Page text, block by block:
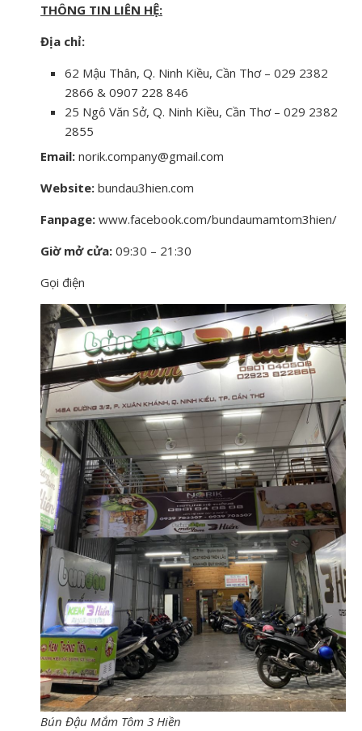
THÔNG TIN LIÊN HỆ:
Địa chỉ:
62 Mậu Thân, Q. Ninh Kiều, Cần Thơ – 029 2382
2866 & 0907 228 846
25 Ngô Văn Sở, Q. Ninh Kiều, Cần Thơ – 029 2382
2855
Email: norik.company@gmail.com
Website: bundau3hien.com
Fanpage: www.facebook.com/bundaumamtom3hien/
Giờ mở cửa: 09:30 – 21:30
Gọi điện
Bún Đậu Mắm Tôm 3 Hiền